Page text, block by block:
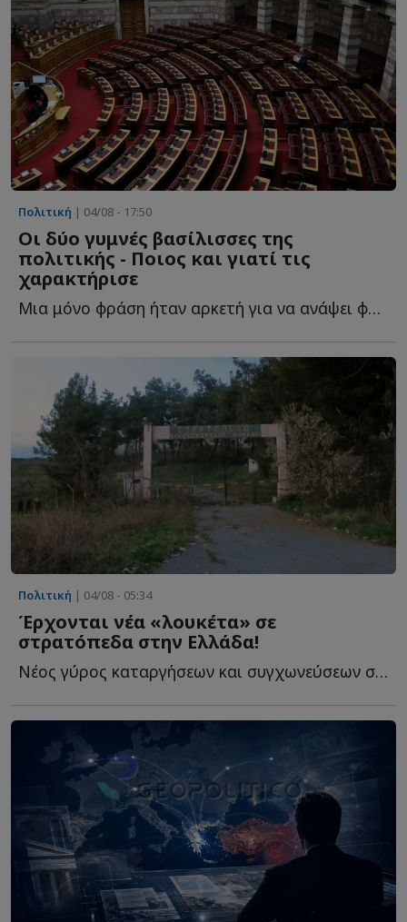
Πολιτική | 04/08 - 17:50
Οι δύο γυμνές βασίλισσες της
πολιτικής - Ποιος και γιατί τις
χαρακτήρισε
Μια μόνο φράση ήταν αρκετή για να ανάψει φωτιές στην π...
Πολιτική | 04/08 - 05:34
Έρχονται νέα «λουκέτα» σε
στρατόπεδα στην Ελλάδα!
Νέος γύρος καταργήσεων και συγχωνεύσεων στις Ένοπλες Δ...